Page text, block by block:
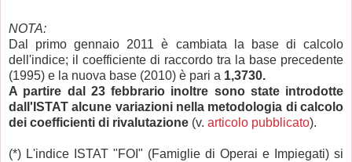
NOTA:
Dal primo gennaio 2011 è cambiata la base di calcolo
dell'indice; il coefficiente di raccordo tra la base precedente
(1995) e la nuova base (2010) è pari a 1,3730.
A partire dal 23 febbrario inoltre sono state introdotte
dall'ISTAT alcune variazioni nella metodologia di calcolo
dei coefficienti di rivalutazione (v. articolo pubblicato).
(*) L'indice ISTAT "FOI" (Famiglie di Operai e Impiegati) si